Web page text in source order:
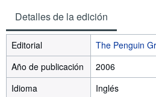
Detalles de la edición
Editorial
The Penguin
Año de publicación
2006
Idioma
Inglés